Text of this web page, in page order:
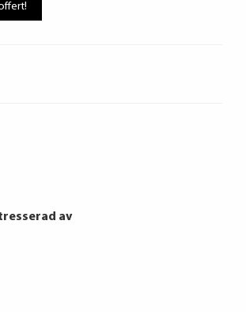
stöd, vänd dig till budget- och
av